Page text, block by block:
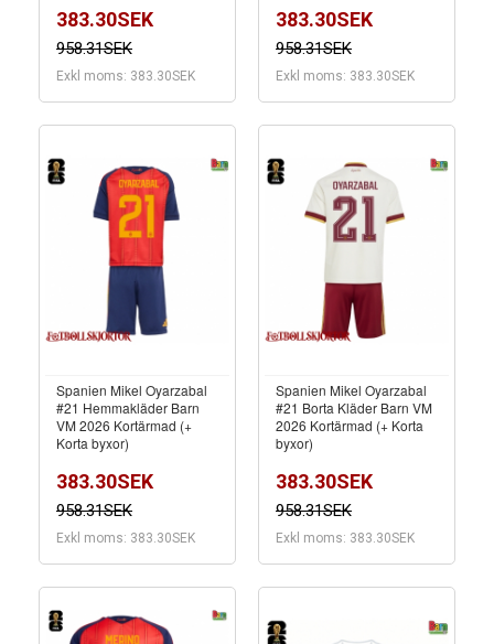
383.30SEK
958.31SEK
Exkl moms: 383.30SEK
383.30SEK
958.31SEK
Exkl moms: 383.30SEK
Spanien Mikel Oyarzabal
#21 Hemmakläder Barn
VM 2026 Kortärmad (+
Korta byxor)
383.30SEK
958.31SEK
Exkl moms: 383.30SEK
Spanien Mikel Oyarzabal
#21 Borta Kläder Barn VM
2026 Kortärmad (+ Korta
byxor)
383.30SEK
958.31SEK
Exkl moms: 383.30SEK